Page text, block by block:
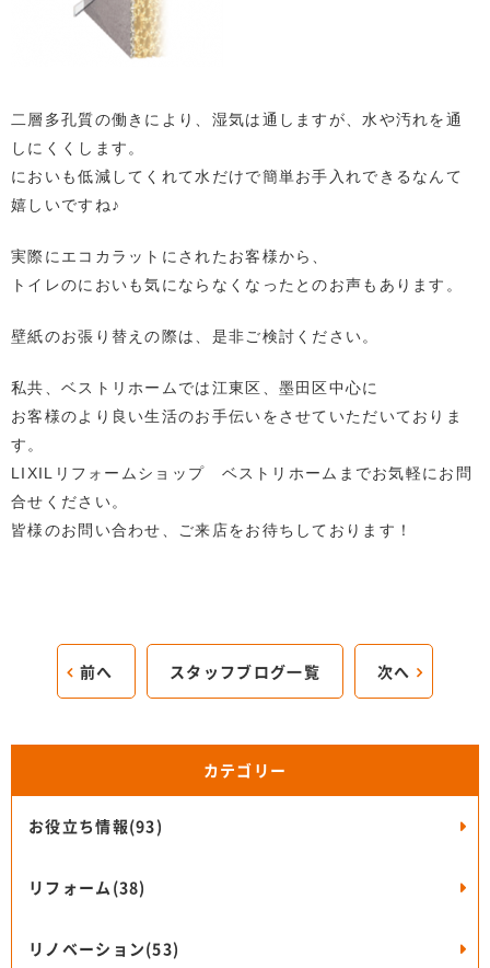
二層多孔質の働きにより、湿気は通しますが、水や汚れを通
しにくくします。
においも低減してくれて水だけで簡単お手入れできるなんて
嬉しいですね♪
実際にエコカラットにされたお客様から、
トイレのにおいも気にならなくなったとのお声もあります。
壁紙のお張り替えの際は、是非ご検討ください。
私共、ベストリホームでは江東区、墨田区中心に
お客様のより良い生活のお手伝いをさせていただいておりま
す。
LIXILリフォームショップ ベストリホームまでお気軽にお問
合せください。
皆様のお問い合わせ、ご来店をお待ちしております！
前へ スタッフブログ一覧 次へ
カテゴリー
お役立ち情報(93)
リフォーム(38)
リノベーション(53)